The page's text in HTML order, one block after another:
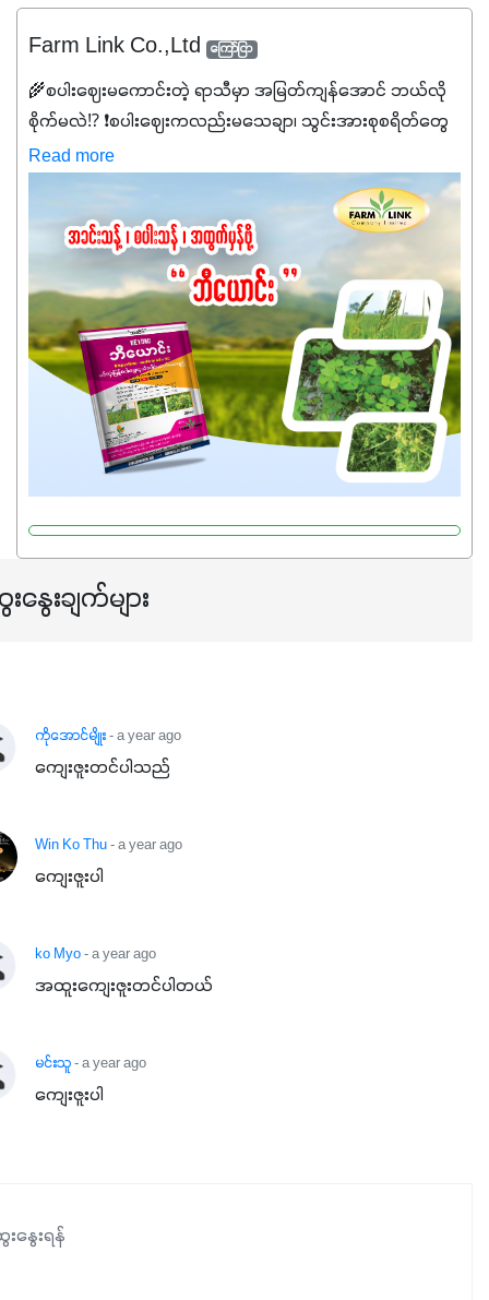
Farm Link Co.,Ltd ကြော်ငြာ
🌾စပါးဈေးမကောင်းတဲ့ ရာသီမှာ အမြတ်ကျန်အောင် ဘယ်လို
စိုက်မလဲ⁉️ ❗စပါးဈေးကလည်းမသေချာ၊ သွင်းအားစုစရိတ်တွေ
ကလည်း တက်နေတဲ့ဒီလိုအချိန်မှာ သွင်းအားစုဖိုးကို လျှော့ချပြီး
အထွက်နှုန်းကို ထိန်းထားနိုင်မှ ဦးကြီးတို့ အဆင်ပြေမှာနော် ✔️ဒါ
ကြောင့် ကိုယ်သုံးသမျှ ကိုယ့်အတွက်အကျိုးရစေမယ့်
အရည်အသွေးစိတ်ချရတဲ့ သွင်းအားစုပစ္စည်းတွေကိုပဲ ရွေးချယ်
သုံးသင့်ပါတယ်။
Read more
နွေးချက်များ
ကိုအောင်မျိုး- a year ago
ကျေးဇူးတင်ပါသည်
Win Ko Thu- a year ago
ကျေးဇူးပါ
ko Myo- a year ago
အထူးကျေးဇူးတင်ပါတယ်
မင်းသူ- a year ago
ကျေးဇူးပါ
နွေးရန်